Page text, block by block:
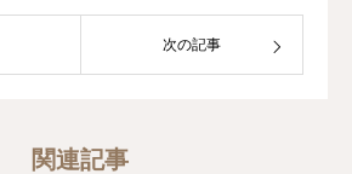
次の記事
関連記事